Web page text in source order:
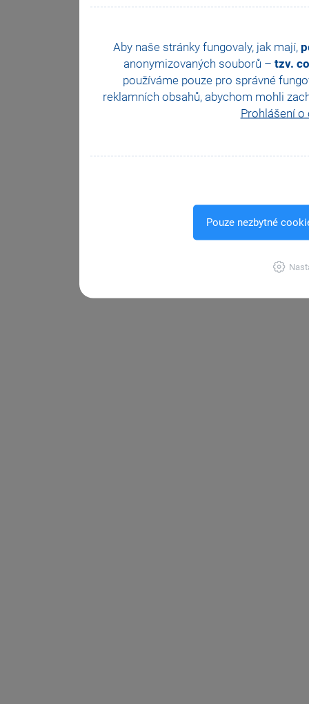
Aby naše stránky fungovaly, jak mají,
anonymizovaných souborů – tzv.
používáme pouze pro správné
reklamních obsahů, abychom mohli
Prohlášení
Pouze nezbytné